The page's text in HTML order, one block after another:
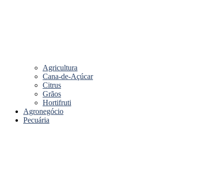
Agricultura
Cana-de-Açúcar
Citrus
Grãos
Hortifruti
Agronegócio
Pecuária